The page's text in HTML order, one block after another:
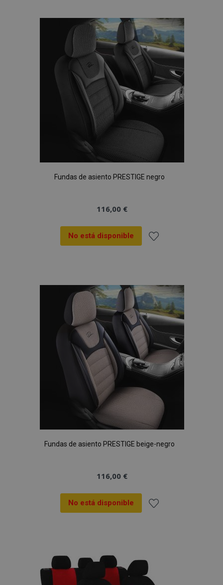
Lista
de
Deseos
Fundas de asiento PRESTIGE negro
116,00 €
No está disponible
Lista
de
Deseos
Fundas de asiento PRESTIGE beige-negro
116,00 €
No está disponible
Lista
de